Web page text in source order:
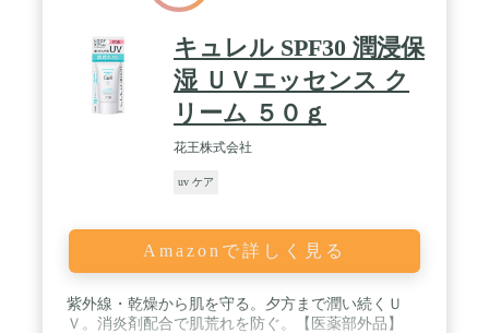
キュレル SPF30 潤浸保
湿 ＵＶエッセンス ク
リーム ５０ｇ
花王株式会社
uv ケア
Amazonで詳しく見る
紫外線・乾燥から肌を守る。夕方まで潤い続くＵ
Ｖ。消炎剤配合で肌荒れを防ぐ。【医薬部外品】